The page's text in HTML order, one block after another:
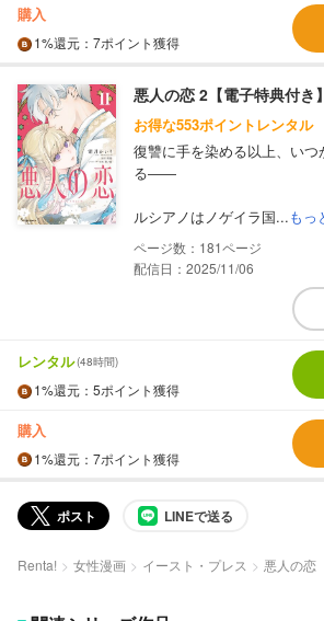
購入
1%還元 ：7ポイント獲得
悪人の恋 2【電子特典付き】
お得な553ポイントレンタル
復讐に手を染める以上、い
る――
ルシアノはノゲイラ国...もっ
181
配信日：2025/11/06
レンタル(48時間)
1%還元 ：5ポイント獲得
購入
1%還元 ：7ポイント獲得
ポスト LINEで送る
Renta! 女性漫画 イースト・プレス 悪人の恋